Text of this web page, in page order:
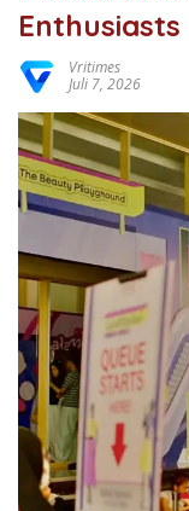
Enthusiasts
Vritimes
Juli 7, 2026